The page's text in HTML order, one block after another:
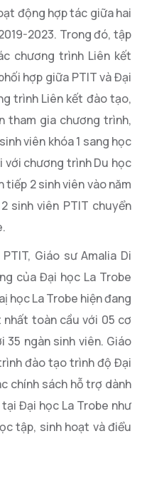
động hợp tác giữa hai
2023. Trong đó, tập
chương trình Liên kết
hợp giữa PTIT và Đại
trình Liên kết đào tạo,
tham gia chương trình,
viên khóa 1 sang học
với chương trình Du học
tiếp 2 sinh viên vào năm
sinh viên PTIT chuyển
Giáo sư Amalia Di
của Đại học La Trobe
học La Trobe hiện đang
toàn cầu với 05 cơ
ngàn sinh viên. Giáo
đào tạo trình độ Đại
chính sách hỗ trợ dành
Đại học La Trobe như
tập, sinh hoạt và điểu